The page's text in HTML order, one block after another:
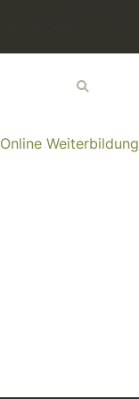
Online Weiterbildung